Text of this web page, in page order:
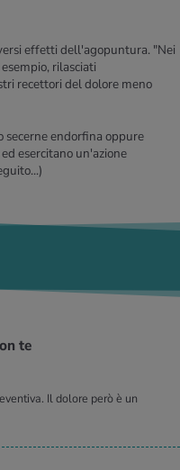
effetti dell'agopuntura. "Nei
rilasciati
recettori del dolore meno
endorfina oppure
esercitano un'azione
te
Il dolore però è un